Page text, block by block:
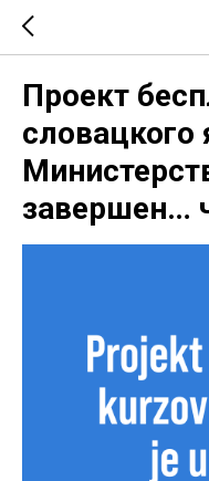
Проект
словацкого
завершен…